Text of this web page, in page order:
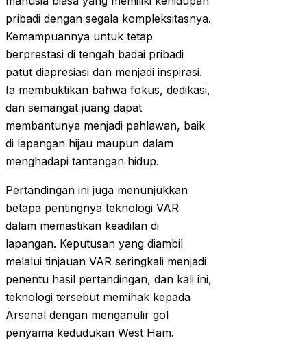
pribadi dengan segala kompleksitasnya.
Kemampuannya untuk tetap
berprestasi di tengah badai pribadi
patut diapresiasi dan menjadi inspirasi.
Ia membuktikan bahwa fokus, dedikasi,
dan semangat juang dapat
membantunya menjadi pahlawan, baik
di lapangan hijau maupun dalam
menghadapi tantangan hidup.
Pertandingan ini juga menunjukkan
betapa pentingnya teknologi VAR
dalam memastikan keadilan di
lapangan. Keputusan yang diambil
melalui tinjauan VAR seringkali menjadi
penentu hasil pertandingan, dan kali ini,
teknologi tersebut memihak kepada
Arsenal dengan menganulir gol
penyama kedudukan West Ham.